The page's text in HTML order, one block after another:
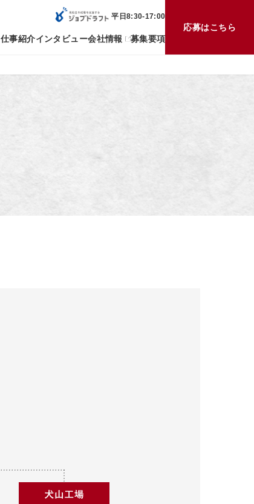
平日8:30-17:00
仕事紹介インタビュー会社情報 募集要項
応募はこちら